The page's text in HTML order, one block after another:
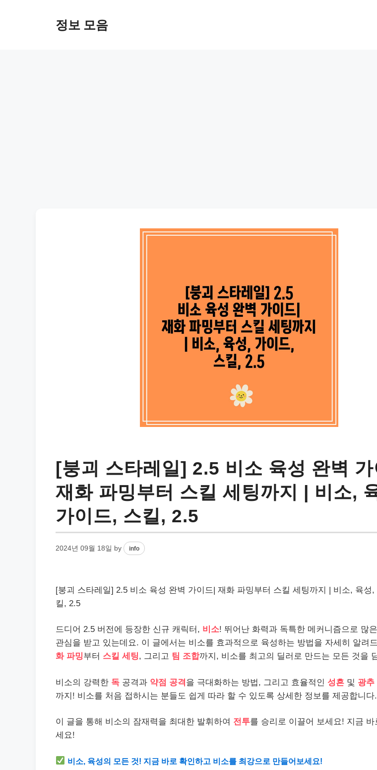
정보 모음
[붕괴 스타레일] 2.5 비소 육성 완벽 가
재화 파밍부터 스킬 세팅까지 | 비소,
가이드, 스킬, 2.5
2024년 09월 18일 by info
[붕괴 스타레일] 2.5 비소 육성 완벽 가이드| 재화 파밍부터 스킬 세팅까지 | 비소, 육성,
킬, 2.5
드디어 2.5 버전에 등장한 신규 캐릭터, 비소! 뛰어난 화력과 독특한 메커니즘으로 많
관심을 받고 있는데요. 이 글에서는 비소를 효과적으로 육성하는 방법을 자세히 알려
화 파밍부터 스킬 세팅, 그리고 팀 조합까지, 비소를 최고의 딜러로 만드는 모든 것을
비소의 강력한 독 공격과 약점 공격 을 극대화하는 방법, 그리고 효율적인 성흔 및 광추
까지! 비소를 처음 접하시는 분들도 쉽게 따라 할 수 있도록 상세한 정보를 제공합니다.
이 글을 통해 비소의 잠재력을 최대한 발휘하여 전투를 승리로 이끌어 보세요! 지금 바
세요!
비소, 육성의 모든 것! 지금 바로 확인하고 비소를 최강으로 만들어보세요!